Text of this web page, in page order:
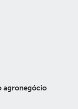
agronegócio